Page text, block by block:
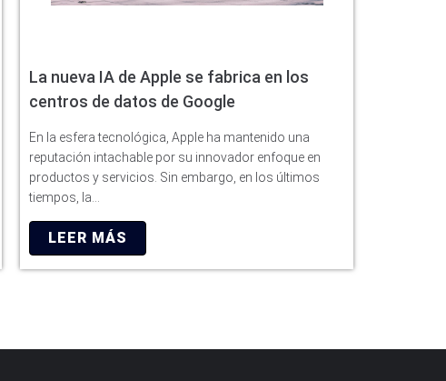
La nueva IA de Apple se fabrica en los
centros de datos de Google
En la esfera tecnológica, Apple ha mantenido una
reputación intachable por su innovador enfoque en
productos y servicios. Sin embargo, en los últimos
tiempos, la…
LEER MÁS